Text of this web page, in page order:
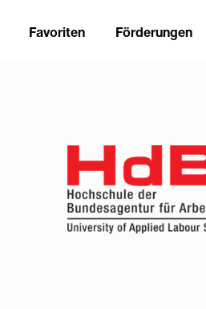
Favoriten Förderungen